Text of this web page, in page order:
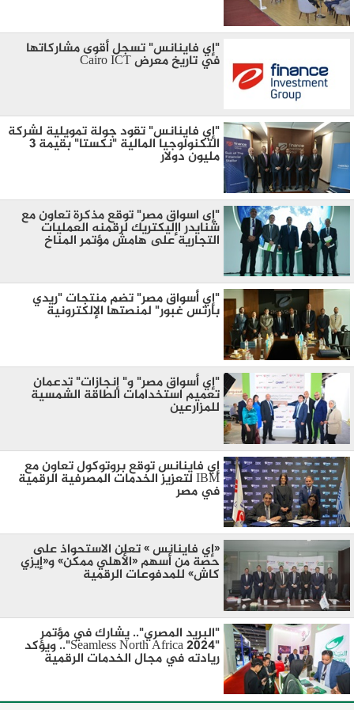
"إي فاينانس" تسجل أقوى مشاركاتها
في تاريخ معرض Cairo ICT
"إي فاينانس" تقود جولة تمويلية لشركة
التكنولوجيا المالية "نكستا" بقيمة 3
مليون دولار
"إى اسواق مصر" توقع مذكرة تعاون مع
شنايدر اإليكتريك لرقمنه العمليات
التجارية على هامش مؤتمر المناخ
"إي أسواق مصر" تضم منتجات "ريدي
بارتس غبور" لمنصتها الإلكترونية
"إي أسواق مصر" و" إنجازات" تدعمان
تعميم استخدامات الطاقة الشمسية
للمزارعين
إي فاينانس توقع بروتوكول تعاون مع
IBM لتعزيز الخدمات المصرفية الرقمية
في مصر
«إي فاينانس » تعلن الاستحواذ على
حصة من أسهم «الأهلي ممكن» و«إيزي
كاش» للمدفوعات الرقمية
"البريد المصري".. يشارك في مؤتمر
"Seamless North Africa 2024".. ويؤكد
ريادته في مجال الخدمات الرقمية